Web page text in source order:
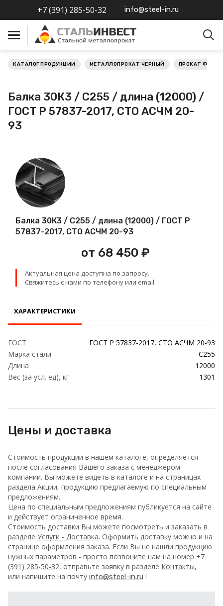
+7 (391) 285-50-32 info@steel-in.ru
Металлопрокат
нержавеющий
Металлопрокат
калиброванный
Профлист
Проволока
КАТАЛОГ ПРОДУКЦИИ МЕТАЛЛОПРОКАТ ЧЕРНЫЙ ПРОКАТ
Балка 30К3 / С255 / длина (12000) /
ГОСТ Р 57837-2017, СТО АСЧМ 20-
93
Балка 30К3 / С255 / длина (12000) / ГОСТ Р
57837-2017, СТО АСЧМ 20-93
от 68 450 ₽
Актуальная цена доступна по запросу.
Свяжитесь с нами по телефону или email
ХАРАКТЕРИСТИКИ
ГОСТ
ГОСТ Р 57837-2017, СТО АСЧМ 20-93
Марка стали
С255
Длина
12000
Вес (за усл. ед), кг
1301
Цены и доставка
Стоимость продукции в нашем каталоге, определяется
после согласования Вашего заказа с менеджером
компании. Вы можете видеть в каталоге и на страницах
раздела Акции, продукцию предлагаемую по специальным
предложениям.
Цена по специальным предложениям публикуется на сайте
и действует ограниченное время.
Стоимость доставки Вы можете посмотреть и заказать в
разделе Услуги - Доставка. Оформить доставку можно и на
странице оформления заказа. Если Вы не нашли продукцию
нужных параметров - просто позвоните нам на номер +7
(391) 285-50-32, отправьте заявку в разделе Контакты,
или напишите на почту info@steel-in.ru !